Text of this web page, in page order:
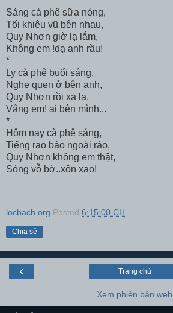
Sáng cà phê sữa nóng,
Tối khiêu vũ bên nhau,
Quy Nhơn giờ lạ lắm,
Không em !dạ anh rầu!
*
Ly cà phê buổi sáng,
Nghe quen ở bên anh,
Quy Nhơn rồi xa lạ,
Vắng em! ai bên mình...
*
Hôm nay cà phê sáng,
Tiếng rao báo ngoài rào,
Quy Nhơn không em thật,
Sóng vỗ bờ..xôn xao!
locbach.org Posted 6:15:00 CH
Chia sẻ
‹ Trang chủ
Xem phiên bản web